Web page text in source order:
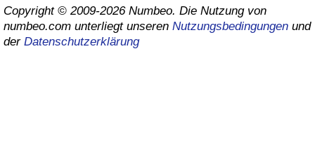
Copyright © 2009-2026 Numbeo. Die Nutzung von
numbeo.com unterliegt unseren Nutzungsbedingungen und
der Datenschutzerklärung
Kriminalitäts-Index
Kriminalitätsindex nach Land